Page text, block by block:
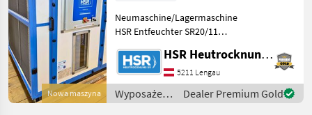
Nowa maszyna
Neumaschine/Lagermaschine
HSR Entfeuchter SR20/11
Gehäusestellung: OJL
Baujahr: 2023
Abmessungen: 1, 55x1,
20x1, 67 (LxBxH)
HSR Heutrocknung SR GmbH
5211 Lengau
Wyposażenia
stajne i
Dealer Premium Gold